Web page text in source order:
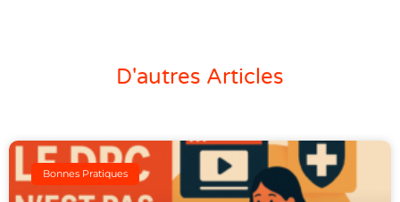
D'autres Articles
Bonnes Pratiques